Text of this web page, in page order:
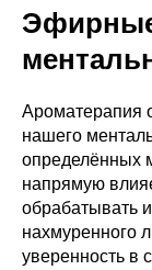
Ароматерапия
нашего
определённых
напрямую
обрабатывать
нахмуренного
уверенность в